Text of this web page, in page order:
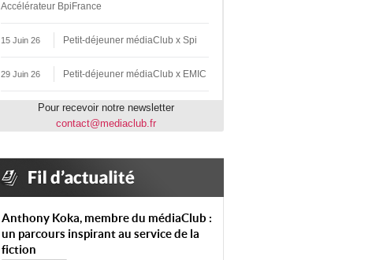
Accélérateur BpiFrance
15 Juin 26 Petit-déjeuner médiaClub x Spi
29 Juin 26 Petit-déjeuner médiaClub x EMIC
Pour recevoir notre newsletter
contact@mediaclub.fr
Anthony Koka, membre du médiaClub :
un parcours inspirant au service de la
fiction